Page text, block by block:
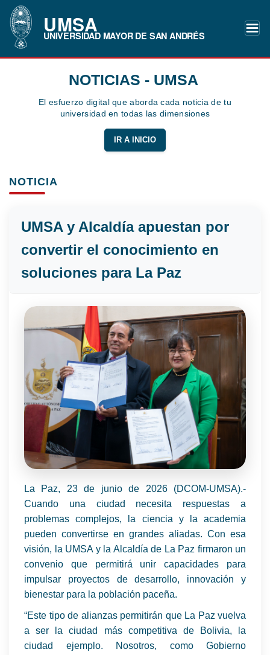
UMSA
UNIVERSIDAD MAYOR DE SAN ANDRÉS
NOTICIAS - UMSA
El esfuerzo digital que aborda cada noticia de tu
universidad en todas las dimensiones
IR A INICIO
NOTICIA
UMSA y Alcaldía apuestan por
convertir el conocimiento en
soluciones para La Paz
La Paz, 23 de junio de 2026 (DCOM-UMSA).-
Cuando una ciudad necesita respuestas a
problemas complejos, la ciencia y la academia
pueden convertirse en grandes aliadas. Con esa
visión, la UMSA y la Alcaldía de La Paz firmaron un
convenio que permitirá unir capacidades para
impulsar proyectos de desarrollo, innovación y
bienestar para la población paceña.
“Este tipo de alianzas permitirán que La Paz vuelva
a ser la ciudad más competitiva de Bolivia, la
ciudad ejemplo. Nosotros, como Gobierno